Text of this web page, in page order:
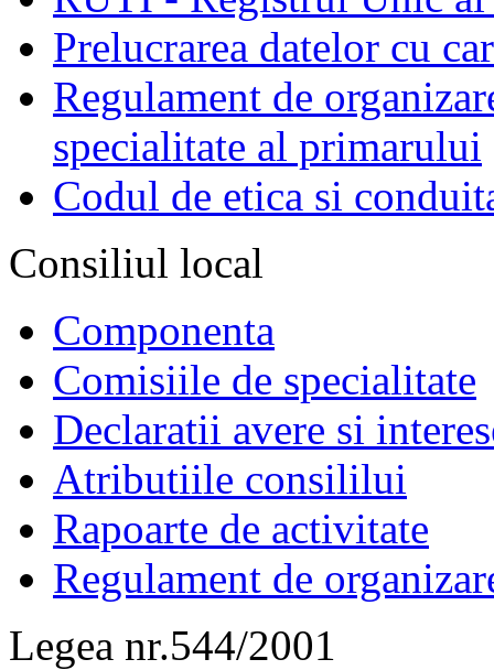
Prelucrarea datelor cu
Regulament de
specialitate al primarului
Codul de etica si
Consiliul local
Componenta
Comisiile de specialitate
Declaratii avere si
Atributiile consililui
Rapoarte de activitate
Regulament de
Legea nr.544/2001